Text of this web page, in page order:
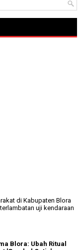
di Kabupaten Blora
uji kendaraan
Blora: Ubah Ritual